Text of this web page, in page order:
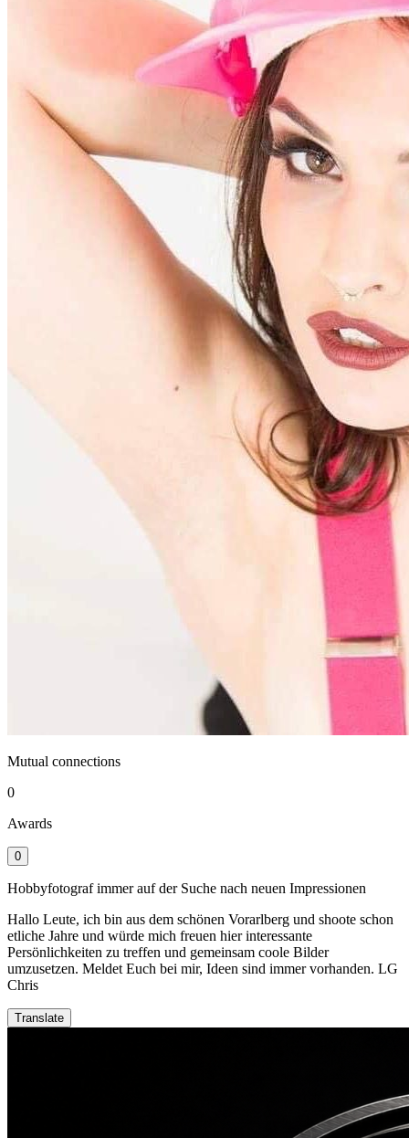
Mutual connections
0
Awards
0
Hobbyfotograf immer auf der Suche nach neuen Impressionen
Hallo Leute, ich bin aus dem schönen Vorarlberg und shoote schon
etliche Jahre und würde mich freuen hier interessante
Persönlichkeiten zu treffen und gemeinsam coole Bilder
umzusetzen. Meldet Euch bei mir, Ideen sind immer vorhanden. LG
Chris
Translate